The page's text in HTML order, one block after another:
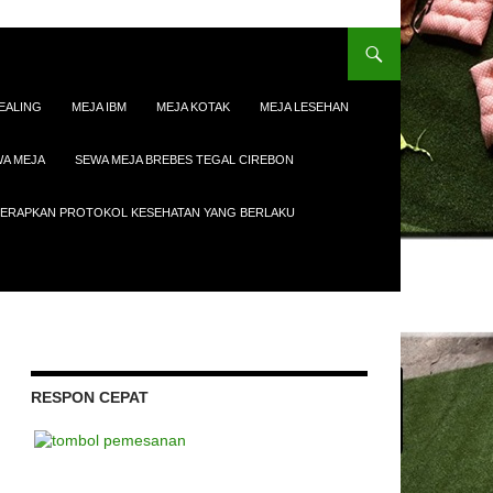
MEJA IBM MEJA KOTAK MEJA LESEHAN
MEJA SEWA MEJA BREBES TEGAL CIREBON
PROTOKOL KESEHATAN YANG BERLAKU
RESPON CEPAT